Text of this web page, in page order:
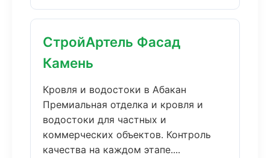
СтройАртель Фасад
Камень
Кровля и водостоки в Абакан
Премиальная отделка и кровля и
водостоки для частных и
коммерческих объектов. Контроль
качества на каждом этапе....